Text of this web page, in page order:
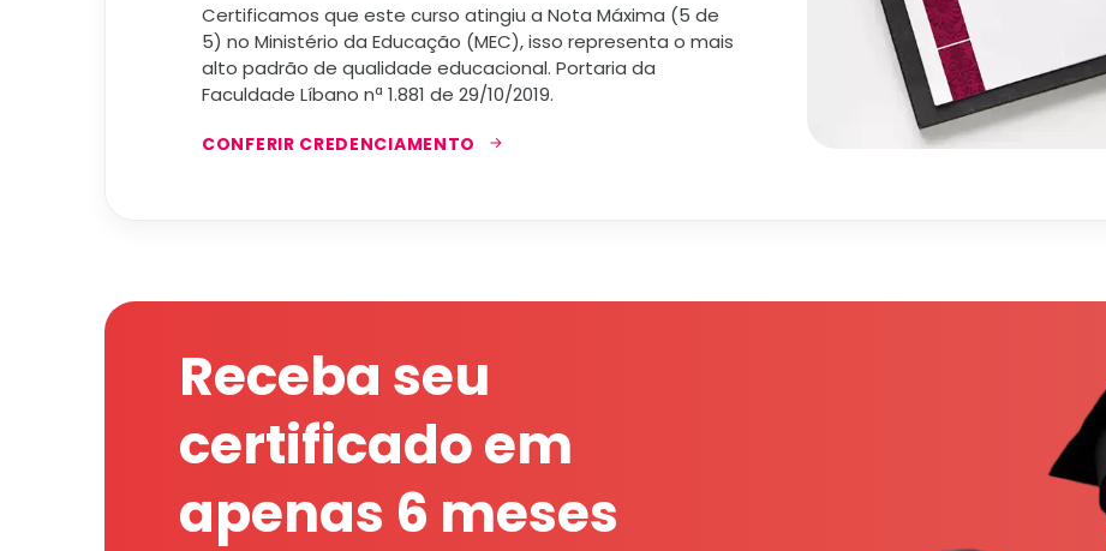
Certificamos que este curso atingiu a Nota Máxima (5 de
5) no Ministério da Educação (MEC), isso representa o mais
alto padrão de qualidade educacional. Portaria da
Faculdade Líbano nª 1.881 de 29/10/2019.
CONFERIR CREDENCIAMENTO
Receba seu
certificado em
apenas 6 meses